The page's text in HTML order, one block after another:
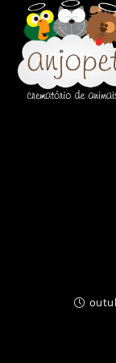
para
conteúdo